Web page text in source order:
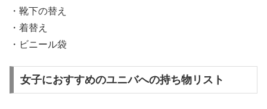
・靴下の替え
・着替え
・ビニール袋
女子におすすめのユニバへの持ち物リスト